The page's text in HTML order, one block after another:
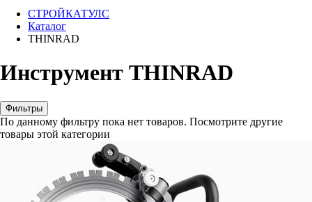
СТРОЙКАТУЛС
Каталог
THINRAD
Инструмент THINRAD
Фильтры
По данному фильтру пока нет товаров. Посмотрите другие
товары этой категории